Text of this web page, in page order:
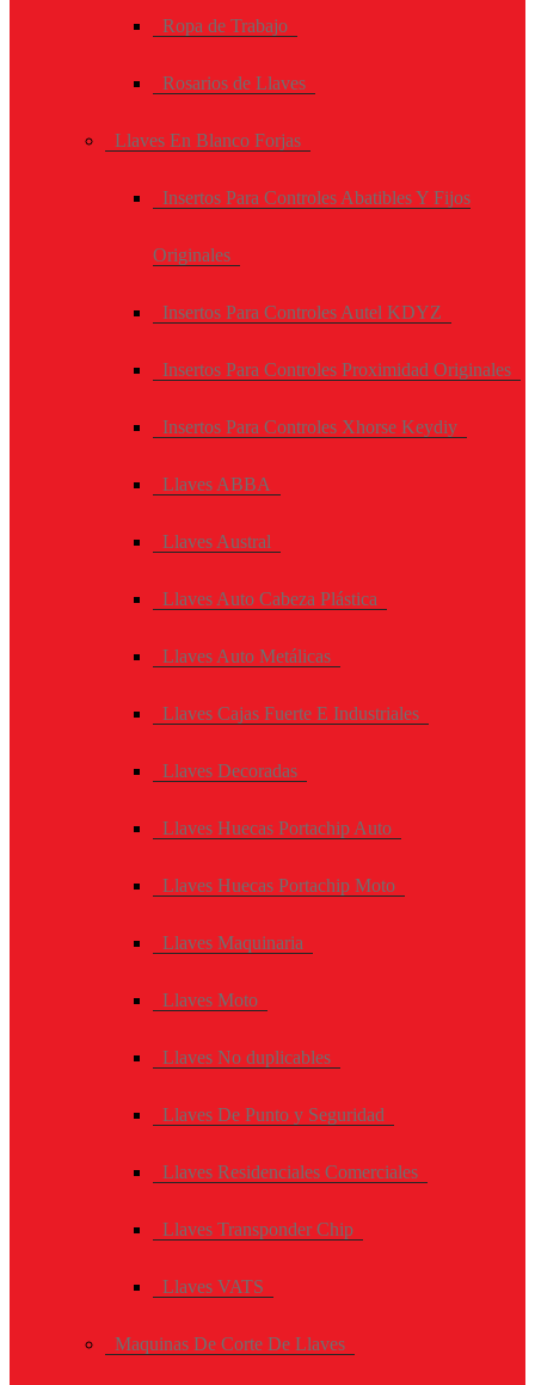
Ropa de Trabajo
Rosarios de Llaves
Llaves En Blanco Forjas
Insertos Para Controles Abatibles Y Fijos
Originales
Insertos Para Controles Autel KDYZ
Insertos Para Controles Proximidad Originales
Insertos Para Controles Xhorse Keydiy
Llaves ABBA
Llaves Austral
Llaves Auto Cabeza Plástica
Llaves Auto Metálicas
Llaves Cajas Fuerte E Industriales
Llaves Decoradas
Llaves Huecas Portachip Auto
Llaves Huecas Portachip Moto
Llaves Maquinaria
Llaves Moto
Llaves No duplicables
Llaves De Punto y Seguridad
Llaves Residenciales Comerciales
Llaves Transponder Chip
Llaves VATS
Maquinas De Corte De Llaves